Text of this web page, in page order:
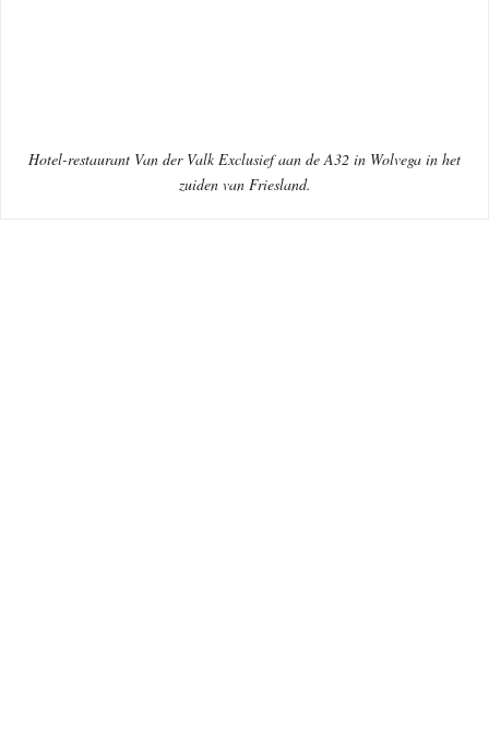
Hotel-restaurant Van der Valk Exclusief aan de A32 in Wolvega in het
zuiden van Friesland.